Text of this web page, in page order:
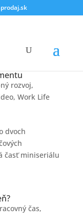
rozvoj,
, Work Life
dvoch
časť miniseriálu
čas,